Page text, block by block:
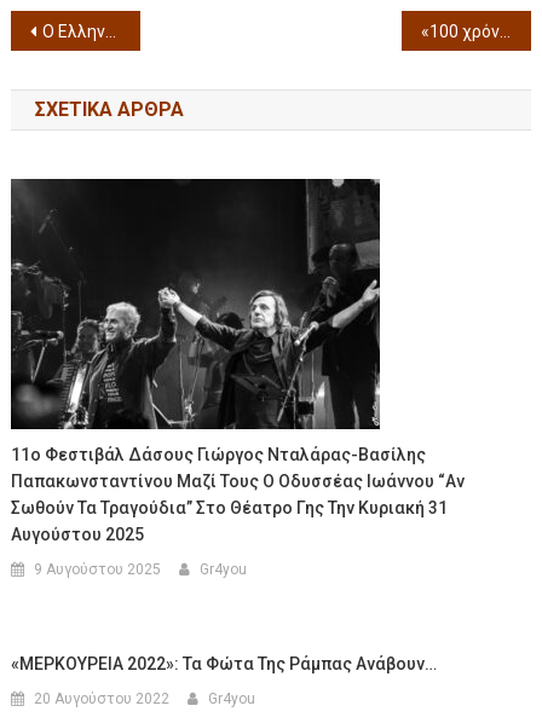
Ο Ελληνικός Ερυθρός Σταυρός διοργανώνει μεγάλη δράση Ενημέρωσης και Εκπαίδευσης για την ασφάλεια στο νερό στην Περαία Θεσσαλονίκης (26/7) «100 χρόνια ΔΕΘ-HELEXPO,100 υπογραφές» Ιδρύθηκε μη κερδοσκοπικό σωματείο με το όνομα «Φίλοι της ΔΕΘ» και 100 ιδρυτικά μέλη
ΣΧΕΤΙΚΆ ΆΡΘΡΑ
11ο Φεστιβάλ Δάσους Γιώργος Νταλάρας-Βασίλης
Παπακωνσταντίνου Μαζί Τους Ο Οδυσσέας Ιωάννου “αν
Σωθούν Τα Τραγούδια” Στο Θέατρο Γης Την Κυριακή 31
Αυγούστου 2025
9 Αυγούστου 2025 Gr4you
«ΜΕΡΚΟΥΡΕΙΑ 2022»: Τα Φώτα Της Ράμπας Ανάβουν…
20 Αυγούστου 2022 Gr4you